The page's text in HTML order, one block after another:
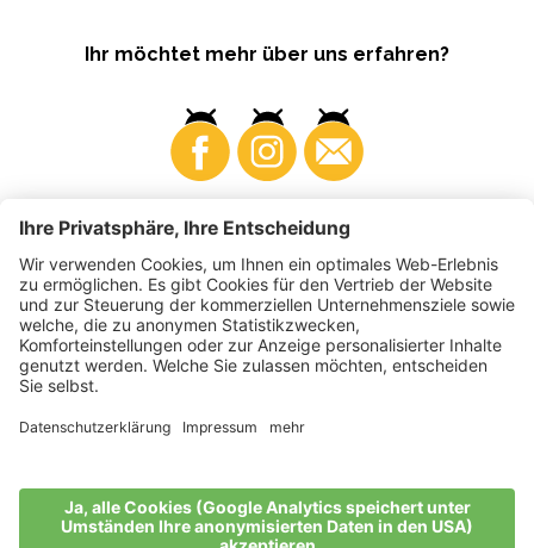
Ihr möchtet mehr über uns erfahren?
Business Produzenten
2026
VI.P Gen. landw. Gesellschaft
Impressum • Cookie-Einstellungen Datenschutz
Barrierefreiheitserklärung•Sitemap
produced by